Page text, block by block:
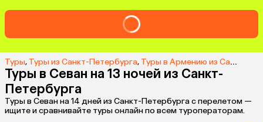
Туры, Туры из Санкт-Петербурга, Туры в Армению из Санкт-Петербурга
Туры в Севан на 13 ночей из Санкт-
Петербурга
Туры в Севан на 14 дней из Санкт-Петербурга с перелетом —
ищите и сравнивайте туры онлайн по всем туроператорам.